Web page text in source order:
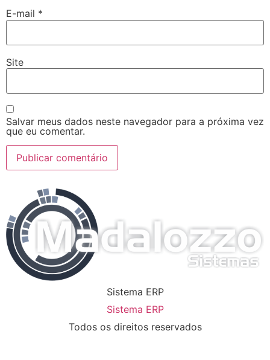
E-mail *
Site
Salvar meus dados neste navegador para a próxima vez
que eu comentar.
Sistema ERP
Sistema ERP
Todos os direitos reservados